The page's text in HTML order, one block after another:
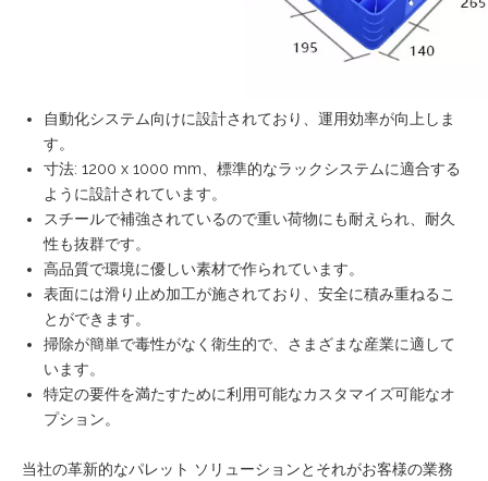
自動化システム向けに設計されており、運用効率が向上しま
す。
寸法: 1200 x 1000 mm、標準的なラックシステムに適合する
ように設計されています。
スチールで補強されているので重い荷物にも耐えられ、耐久
性も抜群です。
高品質で環境に優しい素材で作られています。
表面には滑り止め加工が施されており、安全に積み重ねるこ
とができます。
掃除が簡単で毒性がなく衛生的で、さまざまな産業に適して
います。
特定の要件を満たすために利用可能なカスタマイズ可能なオ
プション。
当社の革新的なパレット ソリューションとそれがお客様の業務